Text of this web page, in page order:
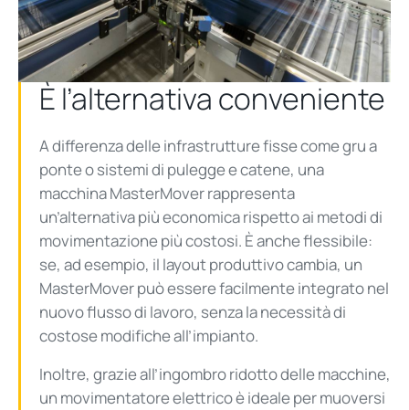
È l’alternativa conveniente
A differenza delle infrastrutture fisse come gru a
ponte o sistemi di pulegge e catene, una
macchina MasterMover rappresenta
un’alternativa più economica rispetto ai metodi di
movimentazione più costosi. È anche flessibile:
se, ad esempio, il layout produttivo cambia, un
MasterMover può essere facilmente integrato nel
nuovo flusso di lavoro, senza la necessità di
costose modifiche all’impianto.
Inoltre, grazie all’ingombro ridotto delle macchine,
un movimentatore elettrico è ideale per muoversi